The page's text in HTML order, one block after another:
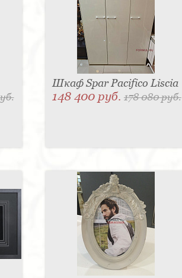
Шкаф Spar Pacifico Liscia
148 400 руб. 178 080 руб.